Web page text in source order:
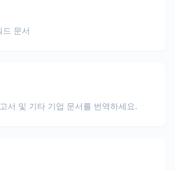
문서
서 및 기타 기업 문서를 번역하세요.